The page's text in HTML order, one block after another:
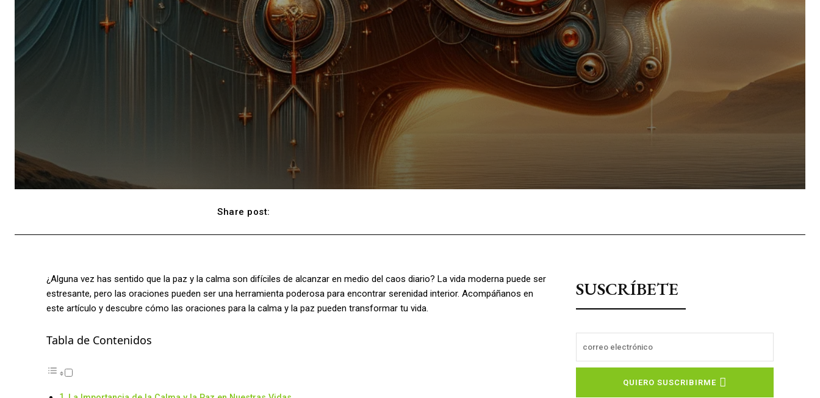
Share post:
¿Alguna vez has sentido que la paz y la calma son difíciles de alcanzar en medio del caos diario? La vida moderna puede ser
estresante, pero las oraciones pueden ser una herramienta poderosa para encontrar serenidad interior. Acompáñanos en
este artículo y descubre cómo las oraciones para la calma y la paz pueden transformar tu vida.
Tabla de Contenidos
SUSCRÍBETE
QUIERO SUSCRIBIRME